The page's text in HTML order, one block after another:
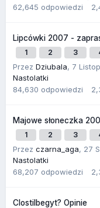
62,645 odpowiedzi
Lipcówki 2007 -
1 2 3
Przez Dziubala, 7
Nastolatki
84,630 odpowiedzi
Majowe słoneczka
1 2 3
Przez czarna_aga, 27
Nastolatki
68,207 odpowiedzi
Clostilbegyt? Opinie